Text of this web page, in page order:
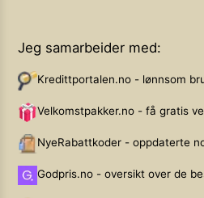
Jeg samarbeider med:
Kredittportalen.no - lønnsom
Velkomstpakker.no - få gratis
NyeRabattkoder - oppdaterte
Godpris.no - oversikt over de